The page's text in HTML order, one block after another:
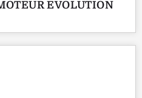
EVOLUTION